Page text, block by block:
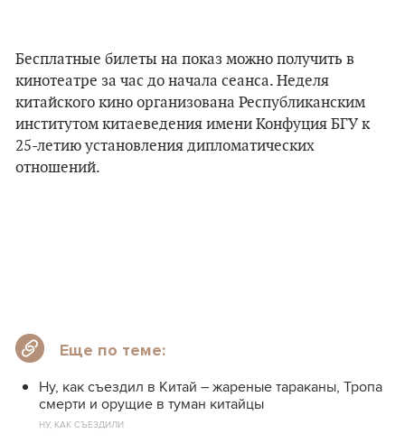
Бесплатные билеты на показ можно получить в
кинотеатре за час до начала сеанса. Неделя
китайского кино организована Республиканским
институтом китаеведения имени Конфуция БГУ к
25-летию установления дипломатических
отношений.
Еще по теме:
Ну, как съездил в Китай – жареные тараканы, Тропа
смерти и орущие в туман китайцы
НУ, КАК СЪЕЗДИЛИ